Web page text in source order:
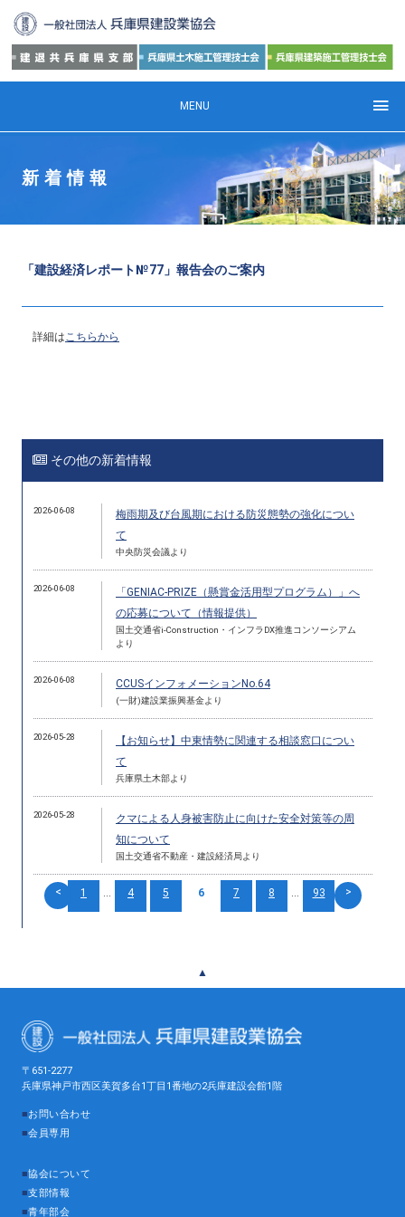
MENU
新着情報
「建設経済レポート№77」報告会のご案内
詳細はこちらから
その他の新着情報
2026-06-08
梅雨期及び台風期における防災態勢の強化につい
て
中央防災会議より
2026-06-08
「GENIAC-PRIZE（懸賞金活用型プログラム）」へ
の応募について（情報提供）
国土交通省i-Construction・インフラDX推進コンソーシアム
より
2026-06-08 CCUSインフォメーションNo.64
(一財)建設業振興基金より
2026-05-28
【お知らせ】中東情勢に関連する相談窓口につい
て
兵庫県土木部より
2026-05-28
クマによる人身被害防止に向けた安全対策等の周
知について
国土交通省不動産・建設経済局より
< 1 ... 4 5 6 7 8 ... 93 >
▲
〒651-2277
兵庫県神戸市西区美賀多台1丁目1番地の2兵庫建設会館1階
■お問い合わせ
■会員専用
■協会について
■支部情報
■青年部会